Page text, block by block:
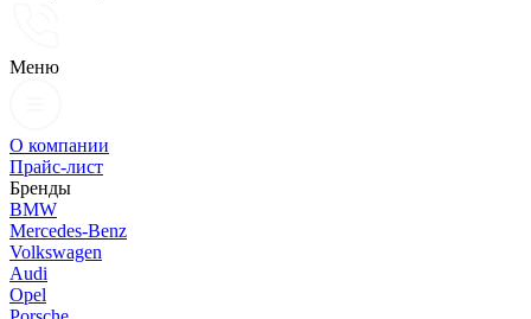
Меню
О компании
Прайс-лист
Бренды
BMW
Mercedes-Benz
Volkswagen
Audi
Opel